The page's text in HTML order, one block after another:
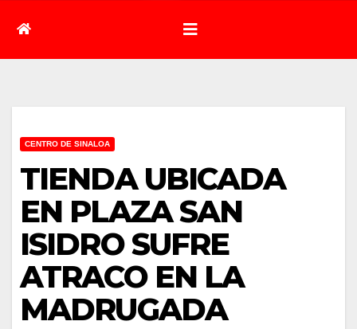
CENTRO DE SINALOA
TIENDA UBICADA
EN PLAZA SAN
ISIDRO SUFRE
ATRACO EN LA
MADRUGADA